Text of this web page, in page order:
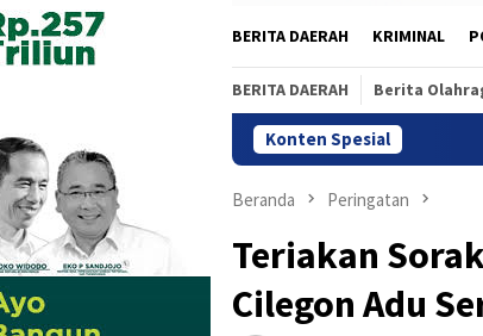
BERITA DAERAH KRIMINAL
BERITA DAERAH Berita
Konten Spesial
Beranda Peringatan
Teriakan
Cilegon Adu